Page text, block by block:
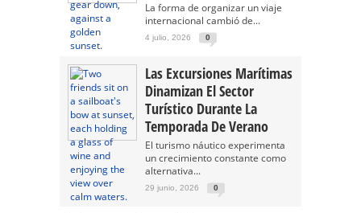
La forma de organizar un viaje
internacional cambió de...
4 julio, 2026 0
Las Excursiones Marítimas
Dinamizan El Sector
Turístico Durante La
Temporada De Verano
El turismo náutico experimenta
un crecimiento constante como
alternativa...
29 junio, 2026 0